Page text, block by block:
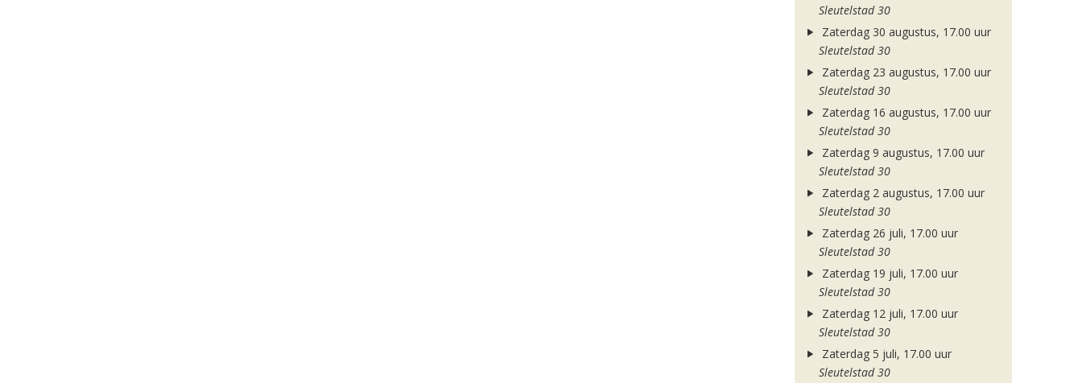
Sleutelstad 30
Zaterdag 30 augustus, 17.00 uur
Sleutelstad 30
Zaterdag 23 augustus, 17.00 uur
Sleutelstad 30
Zaterdag 16 augustus, 17.00 uur
Sleutelstad 30
Zaterdag 9 augustus, 17.00 uur
Sleutelstad 30
Zaterdag 2 augustus, 17.00 uur
Sleutelstad 30
Zaterdag 26 juli, 17.00 uur
Sleutelstad 30
Zaterdag 19 juli, 17.00 uur
Sleutelstad 30
Zaterdag 12 juli, 17.00 uur
Sleutelstad 30
Zaterdag 5 juli, 17.00 uur
Sleutelstad 30